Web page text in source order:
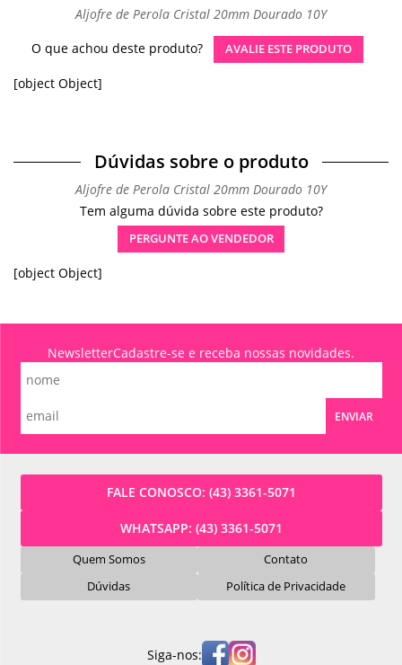
Aljofre de Perola Cristal 20mm Dourado 10Y
O que achou deste produto?
AVALIE ESTE PRODUTO
[object Object]
Dúvidas sobre o produto
Aljofre de Perola Cristal 20mm Dourado 10Y
Tem alguma dúvida sobre este produto?
PERGUNTE AO VENDEDOR
[object Object]
NewsletterCadastre-se e receba nossas novidades.
ENVIAR
FALE CONOSCO: (43) 3361-5071
WHATSAPP: (43) 3361-5071
Quem Somos
Contato
Dúvidas
Política de Privacidade
Siga-nos: